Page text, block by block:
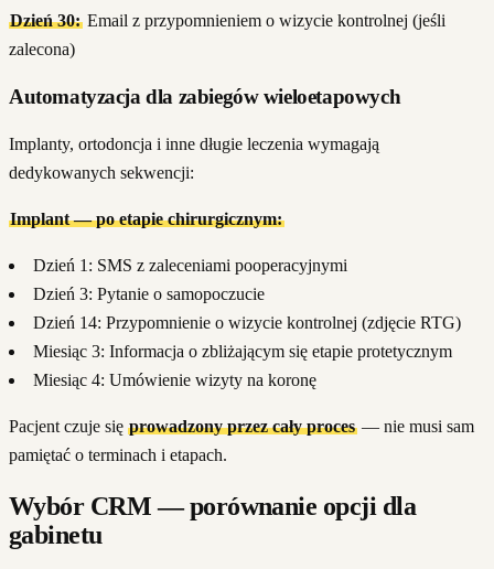
Dzień 30:Email z przypomnieniem o wizycie kontrolnej (jeśli
zalecona)
Automatyzacja dla zabiegów wieloetapowych
Implanty, ortodoncja i inne długie leczenia wymagają
dedykowanych sekwencji:
Implant — po etapie chirurgicznym:
Dzień 1: SMS z zaleceniami pooperacyjnymi
Dzień 3: Pytanie o samopoczucie
Dzień 14: Przypomnienie o wizycie kontrolnej (zdjęcie RTG)
Miesiąc 3: Informacja o zbliżającym się etapie protetycznym
Miesiąc 4: Umówienie wizyty na koronę
Pacjent czuje się prowadzony przez cały proces— nie musi sam
pamiętać o terminach i etapach.
Wybór CRM — porównanie opcji dla
gabinetu